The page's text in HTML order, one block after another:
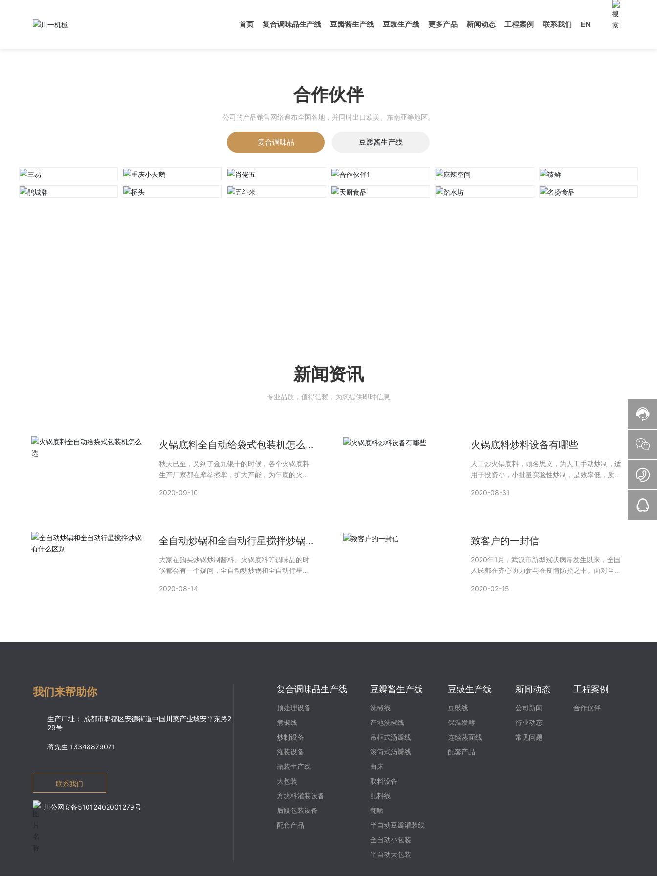
首页 复合调味品生产线 豆瓣酱生产线 豆豉生产线 更多产品 新闻动态 工程案例 联系我们 EN
合作伙伴
公司的产品销售网络遍布全国各地，并同时出口欧美、东南亚等地区。
复合调味品 豆瓣酱生产线
新闻资讯
专业品质，值得信赖，为您提供即时信息
火锅底料全自动给袋式包装机怎么
选
秋天已至，又到了金九银十的时候，各个火锅底料
生产厂家都在摩拳擦掌，扩大产能，为年底的火热
火锅底料全自动给袋式包装机就显得格外重要。
2020-09-10
火锅底料炒料设备有哪些
人工炒火锅底料，顾名思义，为人工手动炒制，适
用于投资小，小批量实验性炒制，是效率低，质
2020-08-31
全自动炒锅和全自动行星搅拌炒锅
有什么区别
大家在购买炒锅炒制酱料、火锅底料等调味品的时
候都会有一个疑问，全自动动炒锅和全自动行星搅
同一款设备，只是各地的叫法有差异。
2020-08-14
致客户的一封信
2020年1月，武汉市新型冠状病毒发生以来，全国
人民都在齐心协力参与在疫情防控之中。面对当前
和各级地方政府对新型冠状病毒感染疫情防控工
2020-02-15
我们来帮助你
生产厂址： 成都市郫都区安德街道中国川菜产业城安平东路2
29号
蒋先生 13348879071
联系我们
川公网安备51012402001279号
复合调味品生产线
预处理设备
煮椒线
炒制设备
灌装设备
瓶装生产线
大包装
方块料灌装设备
后段包装设备
配套产品
豆瓣酱生产线
洗椒线
产地洗椒线
吊框式汤瓣线
滚筒式汤瓣线
曲床
取料设备
配料线
翻晒
半自动豆瓣灌装线
全自动小包装
半自动大包装
豆豉生产线
豆豉线
保温发酵
连续蒸面线
配套产品
新闻动态
公司新闻
行业动态
常见问题
工程案例
合作伙伴